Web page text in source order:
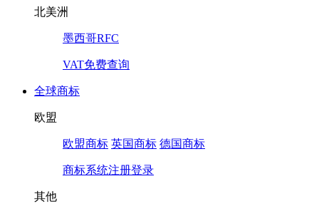
北美洲
墨西哥RFC
VAT免费查询
全球商标
欧盟
欧盟商标 英国商标 德国商标
商标系统注册登录
其他